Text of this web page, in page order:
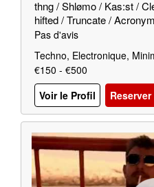
thng / Shlømo / Kas:st /
hifted / Truncate /
Pas d'avis
Techno, Electronique,
€150 - €500
Voir le Profil
Reserver